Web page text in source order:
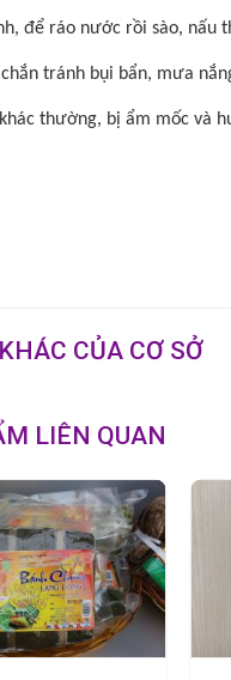
để ráo nước rồi sào, nấu
tránh bụi bẩn, mưa
thường, bị ẩm mốc và
CỦA CƠ SỞ
LIÊN QUAN